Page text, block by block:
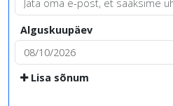
Alguskuupäev
Lisa sõnum